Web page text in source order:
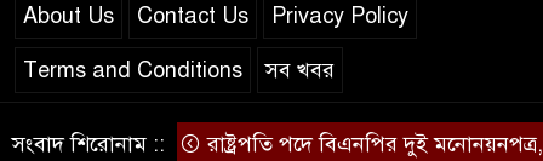
About Us Contact Us Privacy Policy
Terms and Conditions সব খবর
© স্বত্ব বাংলা-টাইমস ২০২০-২০২৪
সংবাদ শিরোনাম :: রাষ্ট্রপতি পদে বিএনপির দুই মনোনয়নপত্র, ১১